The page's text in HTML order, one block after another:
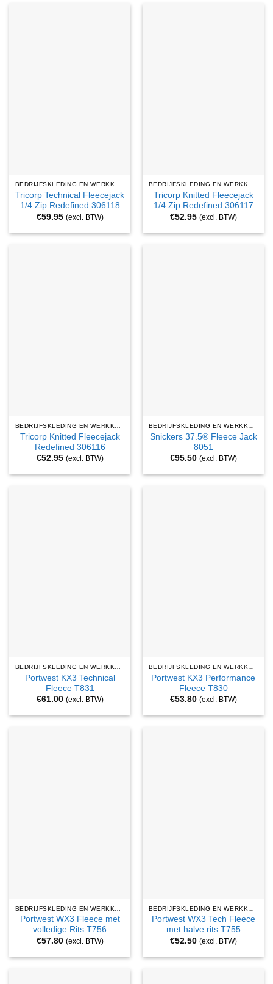
BEDRIJFSKLEDING EN WERKKLEDING
Tricorp Technical Fleecejack
1/4 Zip Redefined 306118
€59.95 (excl. BTW)
BEDRIJFSKLEDING EN WERKKLEDING
Tricorp Knitted Fleecejack
1/4 Zip Redefined 306117
€52.95 (excl. BTW)
Tricorp Knitted Fleecejack
Redefined 306116
€52.95 (excl. BTW)
Snickers 37.5® Fleece Jack
8051
€95.50 (excl. BTW)
BEDRIJFSKLEDING EN WERKKLEDING
Portwest KX3 Technical
Fleece T831
€61.00 (excl. BTW)
BEDRIJFSKLEDING EN WERKKLEDING
Portwest KX3 Performance
Fleece T830
€53.80 (excl. BTW)
Portwest WX3 Fleece met
volledige Rits T756
€57.80 (excl. BTW)
Portwest WX3 Tech Fleece
met halve rits T755
€52.50 (excl. BTW)